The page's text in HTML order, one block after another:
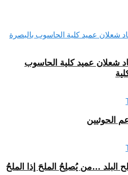
شعلان عميد كلية الحاسوب
الحوثيين
البلد …من يُصلِحُ الملحَ إذا الملحُ